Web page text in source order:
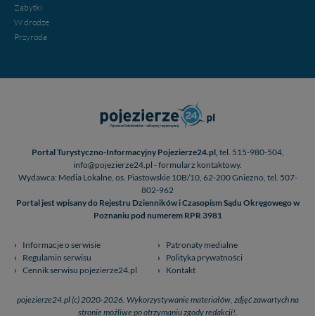
Zabytki
W drodze
Przyroda
Portal Turystyczno-Informacyjny Pojezierze24.pl, tel. 515-980-504,
info@pojezierze24.pl - formularz kontaktowy.
Wydawca: Media Lokalne, os. Piastowskie 10B/10, 62-200 Gniezno, tel. 507-
802-962
Portal jest wpisany do Rejestru Dzienników i Czasopism Sądu Okręgowego w
Poznaniu pod numerem RPR 3981
Informacje o serwisie
Patronaty medialne
Regulamin serwisu
Polityka prywatności
Cennik serwisu pojezierze24.pl
Kontakt
pojezierze24.pl (c) 2020-2026. Wykorzystywanie materiałów, zdjęć zawartych na
stronie możliwe po otrzymaniu zgody redakcji!.